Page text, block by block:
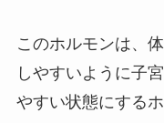
このホルモンは、
しやすいように子
やすい状態にするホ